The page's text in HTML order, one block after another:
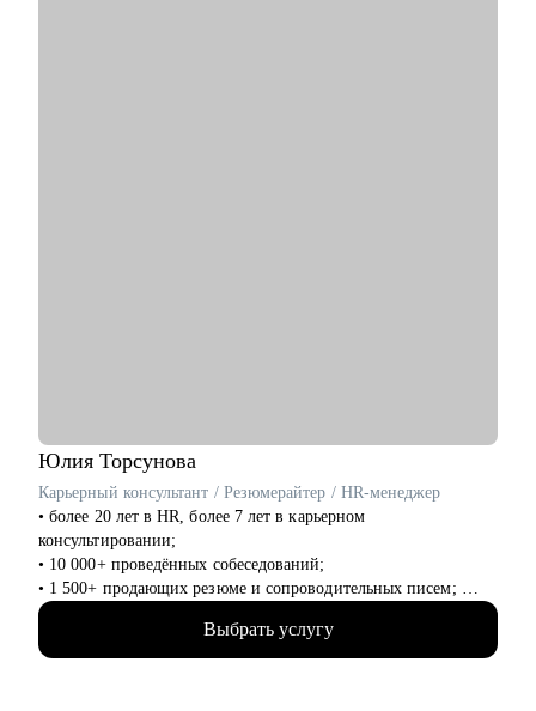
Юлия Торсунова
Карьерный консультант / Резюмерайтер / HR-менеджер
• более 20 лет в HR, более 7 лет в карьерном
консультировании;
• 10 000+ проведённых собеседований;
• 1 500+ продающих резюме и сопроводительных писем;
• 1 700+ часов карьерных консультаций;
• высшее психологическое образование + различные HR-
курсы;
Выбрать услугу